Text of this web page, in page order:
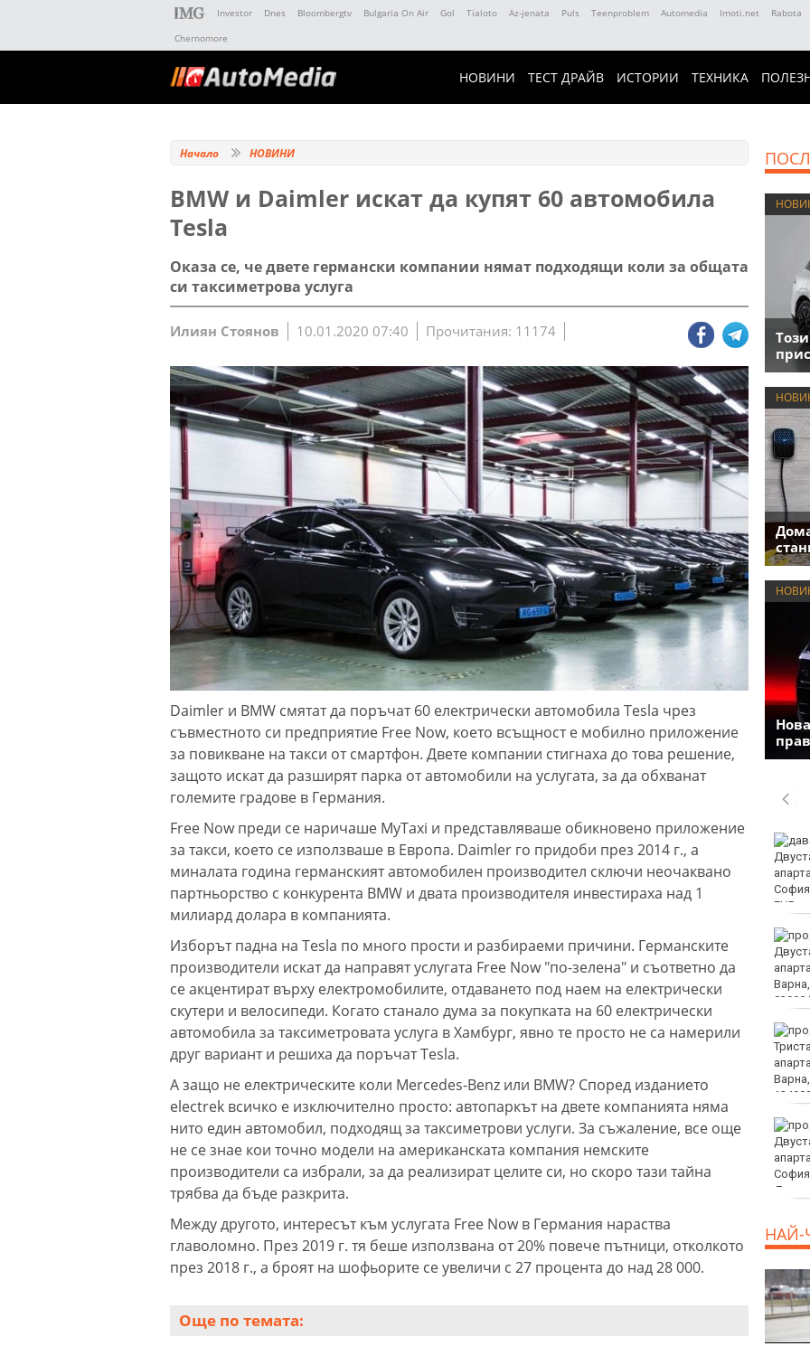
Investor Dnes Bloombergtv Bulgaria On Air Gol Tialoto Az-jenata Puls Teenproblem Automedia Imoti.net Rabota
Chernomore
НОВИНИ ТЕСТ ДРАЙВ ИСТОРИИ ТЕХНИКА
Начало НОВИНИ
BMW и Daimler искат да купят 60 автомобила
Tesla
Оказа се, че двете германски компании нямат подходящи коли за общата
си таксиметрова услуга
Илиян Стоянов 10.01.2020 07:40 Прочитания: 11174
Daimler и BMW смятат да поръчат 60 електрически автомобила Tesla чрез
съвместното си предприятие Free Now, което всъщност е мобилно приложение
за повикване на такси от смартфон. Двете компании стигнаха до това решение,
защото искат да разширят парка от автомобили на услугата, за да обхванат
големите градове в Германия.
Free Now преди се наричаше MyTaxi и представляваше обикновено приложение
за такси, което се използваше в Европа. Daimler го придоби през 2014 г., а
миналата година германският автомобилен производител сключи неочаквано
партньорство с конкурента BMW и двата производителя инвестираха над 1
милиард долара в компанията.
Изборът падна на Tesla по много прости и разбираеми причини. Германските
производители искат да направят услугата Free Now "по-зелена" и съответно да
се акцентират върху електромобилите, отдаването под наем на електрически
скутери и велосипеди. Когато станало дума за покупката на 60 електрически
автомобила за таксиметровата услуга в Хамбург, явно те просто не са намерили
друг вариант и решиха да поръчат Tesla.
А защо не електрическите коли Mercedes-Benz или BMW? Според изданието
electrek всичко е изключително просто: автопаркът на двете компанията няма
нито един автомобил, подходящ за таксиметрови услуги. За съжаление, все още
не се знае кои точно модели на американската компания немските
производители са избрали, за да реализират целите си, но скоро тази тайна
трябва да бъде разкрита.
Между другото, интересът към услугата Free Now в Германия нараства
главоломно. През 2019 г. тя беше използвана от 20% повече пътници, отколкото
през 2018 г., а броят на шофьорите се увеличи с 27 процента до над 28 000.
Още по темата:
МВнР привика
посланичката на
Украйна у нас
с кол
Турция ограничава
Черно море
От 9 август цените на
остават само в евро
НАЙ-